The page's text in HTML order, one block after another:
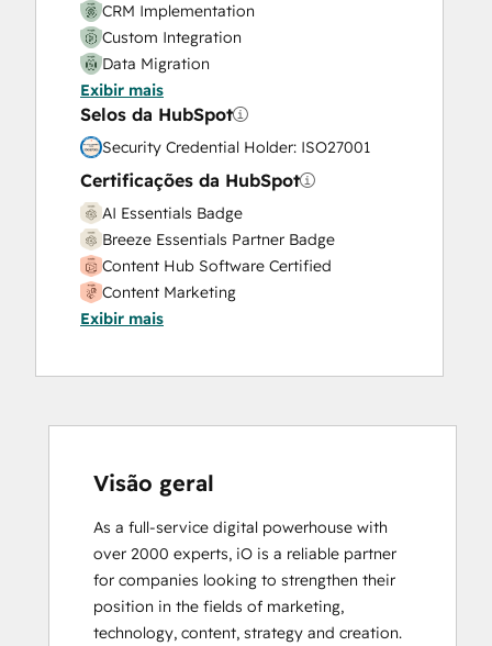
CRM Implementation
Custom Integration
Data Migration
Onboarding
Service Implementation
Solutions Architecture Design
Exibir mais
Selos da HubSpot
Security Credential Holder: ISO27001
Certificações da HubSpot
AI Essentials Badge
Breeze Essentials Partner Badge
Content Hub Software Certified
Content Marketing
CRM Data Migration Certification
Digital Advertising
Email Marketing Certification
Frictionless Sales
Guided Client Onboarding
HubSpot Architecture I: Data Models and
APIs
HubSpot Architecture II: Content and
Messaging Tools
HubSpot CMS for Developers II
Exibir mais
Visão geral
As a full-service digital powerhouse with
over 2000 experts, iO is a reliable partner
for companies looking to strengthen their
position in the fields of marketing,
technology, content, strategy and creation.